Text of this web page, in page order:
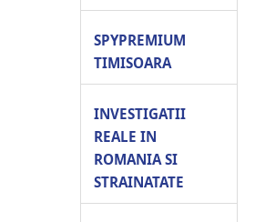
SPYPREMIUM
TIMISOARA
INVESTIGATII
REALE IN
ROMANIA SI
STRAINATATE